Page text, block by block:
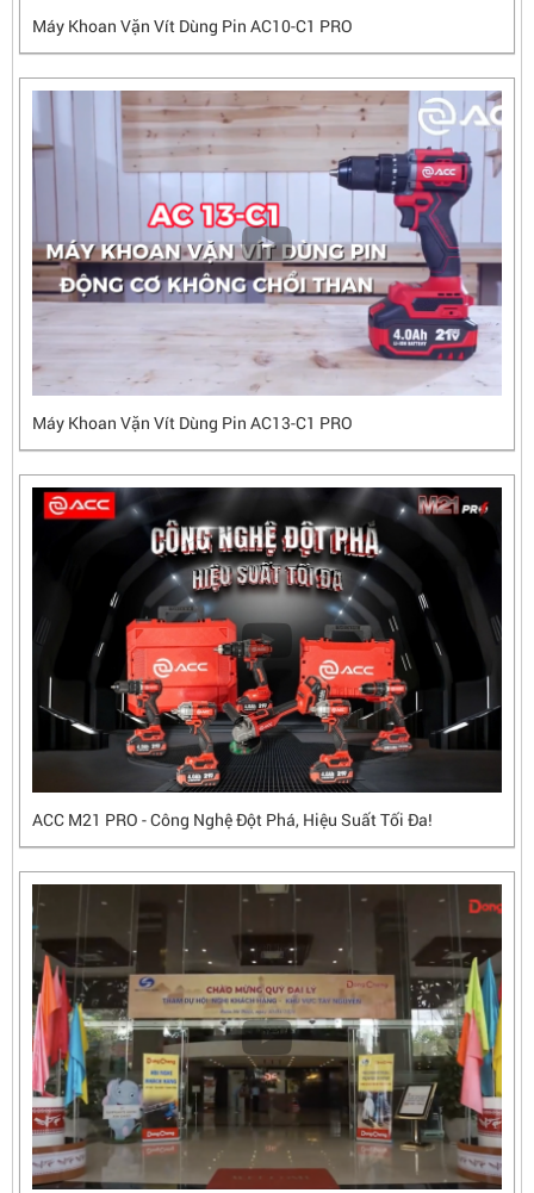
Máy Khoan Vặn Vít Dùng Pin AC10-C1 PRO
Máy Khoan Vặn Vít Dùng Pin AC13-C1 PRO
ACC M21 PRO - Công Nghệ Đột Phá, Hiệu Suất Tối Đa!